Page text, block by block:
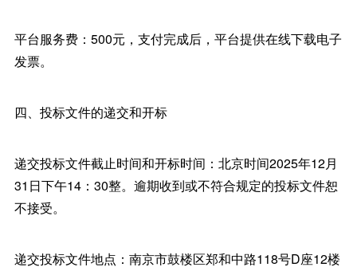
平台服务费：500元，支付完成后，平台提供在线下载电子
发票。
四、投标文件的递交和开标
递交投标文件截止时间和开标时间：北京时间2025年12月
31日下午14：30整。逾期收到或不符合规定的投标文件恕
不接受。
递交投标文件地点：南京市鼓楼区郑和中路118号D座12楼